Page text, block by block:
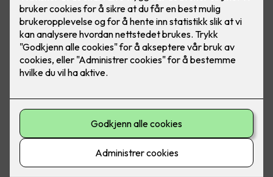
Elotec Ajax-systemet inneholder blant annet brannalarm,
vannalarm, innbruddsalarm, kameraovervåking og